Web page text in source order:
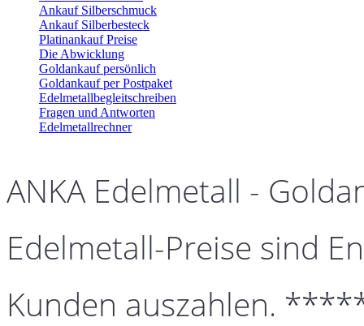
Ankauf Silberschmuck
Ankauf Silberbesteck
Platinankauf Preise
Die Abwicklung
Goldankauf persönlich
Goldankauf per Postpaket
Edelmetallbegleitschreiben
Fragen und Antworten
Edelmetallrechner
ANKA Edelmetall -
Edelmetall-Preise sind
Kunden auszahlen.